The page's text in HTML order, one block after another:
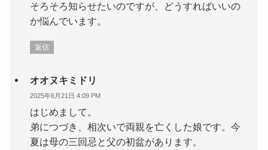
そろそろ知らせたいのですが、どうすればいいの
か悩んでいます。
返信
オオヌキミドリ
2025年6月21日 4:09 PM
はじめまして。
弟につづき、相次いで両親を亡くした娘です。今
夏は母の三回忌と父の初盆があります。